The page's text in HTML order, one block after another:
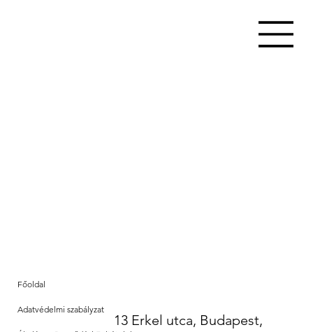
Főoldal
Adatvédelmi szabályzat
13 Erkel utca, Budapest,